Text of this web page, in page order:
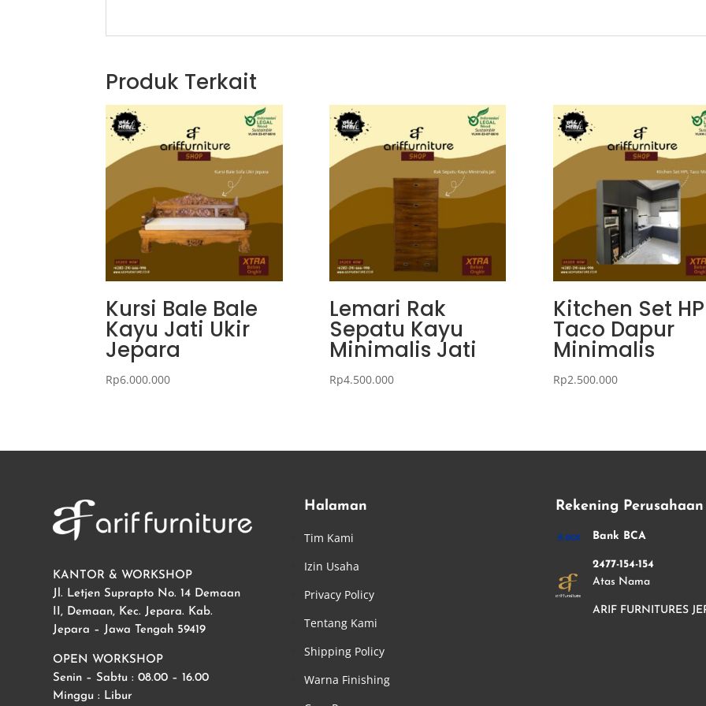
Produk Terkait
Kursi Bale Bale
Kayu Jati Ukir
Jepara
Rp6.000.000
Lemari Rak
Sepatu Kayu
Minimalis Jati
Rp4.500.000
Kitchen Set
Taco Dapur
Minimalis
Rp2.500.000
KANTOR & WORKSHOP
Jl. Letjen Suprapto No. 14 Demaan
II, Demaan, Kec. Jepara. Kab.
Jepara – Jawa Tengah 59419
OPEN WORKSHOP
Senin – Sabtu : 08.00 – 16.00
Minggu : Libur
Halaman
Tim Kami
Izin Usaha
Privacy Policy
Tentang Kami
Shipping Policy
Warna Finishing
Rekening Perusahaan
Bank BCA
2477-154-154
Atas Nama
ARIF FURNITURES